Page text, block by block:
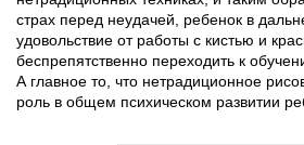
страх перед неудачей, ребенок в
удовольствие от работы с кистью и
беспрепятственно переходить к
А главное то, что нетрадиционное
роль в общем психическом развитии